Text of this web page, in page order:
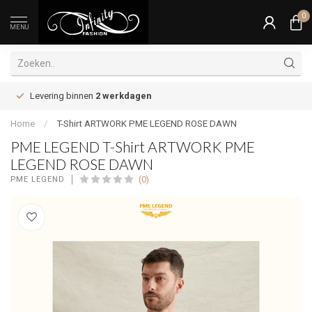
MENU
0
Levering binnen 2 werkdagen
Home / T-Shirt ARTWORK PME LEGEND ROSE DAWN
PME LEGEND T-Shirt ARTWORK PME
LEGEND ROSE DAWN
PME LEGEND (0)